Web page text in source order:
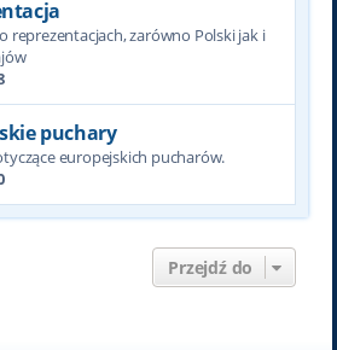
reprezentacjach, zarówno Polski jak i
puchary
europejskich pucharów.
Przejdź do